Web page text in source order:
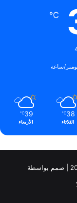
℃
38
℃
الثلاثاء
39
℃
الأربعاء
جميع الحقوق محفوظة لـ سودان بور © 2022 | صمم بواسطة